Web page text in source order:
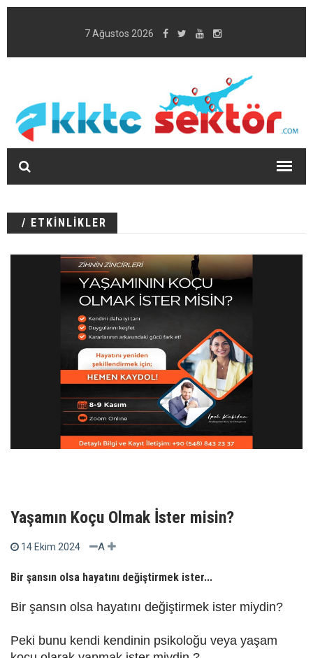
7 Ağustos 2026
/ ETKİNLİKLER
Yaşamın Koçu Olmak İster misin?
14 Ekim 2024 A
Bir şansın olsa hayatını değiştirmek ister...
Bir şansın olsa hayatını değiştirmek ister miydin?
Peki bunu kendi kendinin psikoloğu veya yaşam